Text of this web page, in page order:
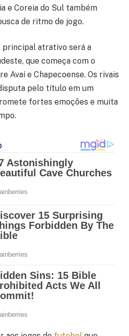
e Coreia do Sul também
de ritmo de jogo.
atrativo será a
que começa com o
Avaí e Chapecoense. Os rivais
pelo título em um
fortes emoções e muita